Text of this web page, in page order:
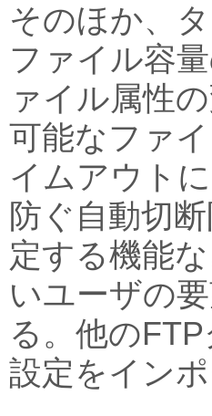
そのほか、
ファイル容
ァイル属性
可能なファ
イムアウト
防ぐ自動切
定する機能
いユーザの
る。他の
設定をイン